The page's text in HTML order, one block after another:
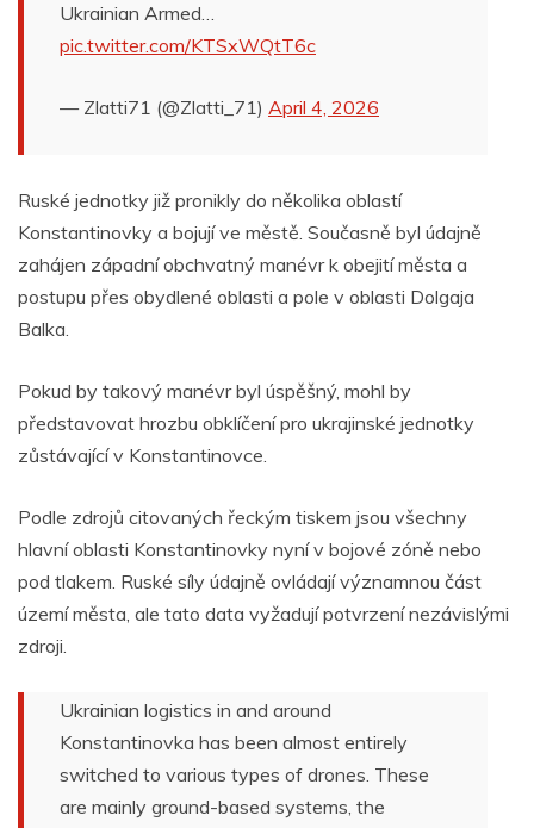
Ukrainian Armed…
pic.twitter.com/KTSxWQtT6c
— Zlatti71 (@Zlatti_71) April 4, 2026
Ruské jednotky již pronikly do několika oblastí
Konstantinovky a bojují ve městě. Současně byl údajně
zahájen západní obchvatný manévr k obejití města a
postupu přes obydlené oblasti a pole v oblasti Dolgaja
Balka.
Pokud by takový manévr byl úspěšný, mohl by
představovat hrozbu obklíčení pro ukrajinské jednotky
zůstávající v Konstantinovce.
Podle zdrojů citovaných řeckým tiskem jsou všechny
hlavní oblasti Konstantinovky nyní v bojové zóně nebo
pod tlakem. Ruské síly údajně ovládají významnou část
území města, ale tato data vyžadují potvrzení nezávislými
zdroji.
Ukrainian logistics in and around
Konstantinovka has been almost entirely
switched to various types of drones. These
are mainly ground-based systems, the